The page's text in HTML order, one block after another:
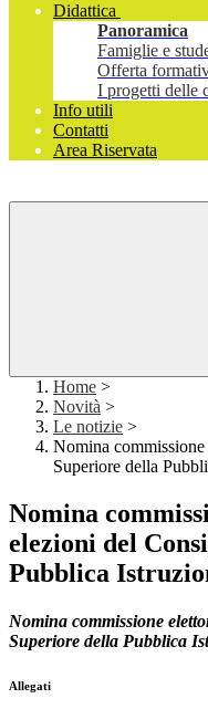
Didattica
Panoramica
Famiglie e
Offerta
I progetti delle
Info utili
Contatti
Area Riservata
Home >
Novità >
Le notizie >
Nomina
Superiore della
Nomina
elezioni del
Pubblica
Nomina commissione
Superiore della Pubblica
Allegati